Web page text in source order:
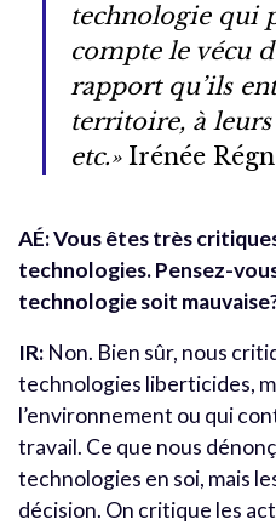
technologie qui
compte le vécu
rapport qu’ils
territoire, à
etc.»Irénée
AÉ: Vous êtes très
technologies. Pensez-
technologie soit
IR: Non. Bien sûr, nous
technologies liberticides,
l’environnement ou qui
travail. Ce que nous
technologies en soi, mais
décision. On critique les